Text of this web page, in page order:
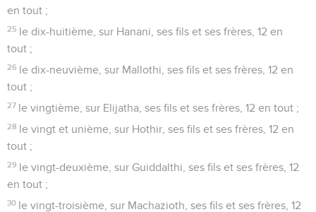
en tout ;
25 le dix-huitième, sur Hanani, ses fils et ses frères, 12 en
tout ;
26 le dix-neuvième, sur Mallothi, ses fils et ses frères, 12 en
tout ;
27 le vingtième, sur Elijatha, ses fils et ses frères, 12 en tout ;
28 le vingt et unième, sur Hothir, ses fils et ses frères, 12 en
tout ;
29 le vingt-deuxième, sur Guiddalthi, ses fils et ses frères, 12
en tout ;
30 le vingt-troisième, sur Machazioth, ses fils et ses frères, 12